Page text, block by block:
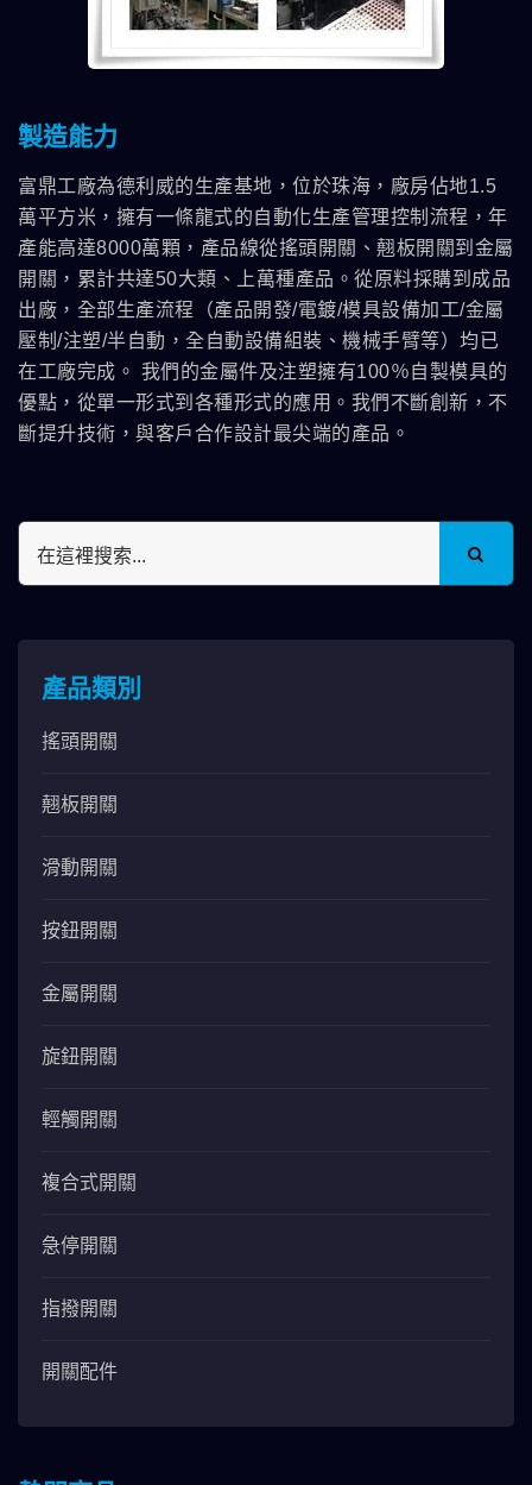
製造能力
富鼎工廠為德利威的生產基地，位於珠海，廠房佔地1.5
萬平方米，擁有一條龍式的自動化生產管理控制流程，年
產能高達8000萬顆，產品線從搖頭開關、翹板開關到金屬
開關，累計共達50大類、上萬種產品。從原料採購到成品
出廠，全部生產流程（產品開發/電鍍/模具設備加工/金屬
壓制/注塑/半自動，全自動設備組裝、機械手臂等）均已
在工廠完成。 我們的金屬件及注塑擁有100％自製模具的
優點，從單一形式到各種形式的應用。我們不斷創新，不
斷提升技術，與客戶合作設計最尖端的產品。
產品類別
搖頭開關
翹板開關
滑動開關
按鈕開關
金屬開關
旋鈕開關
輕觸開關
複合式開關
急停開關
指撥開關
開關配件